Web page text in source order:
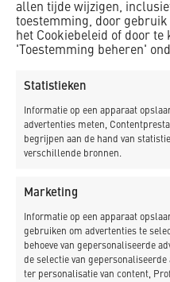
allen tijde wijzigen,
toestemming, door gebruik
het Cookiebeleid of door te
'Toestemming beheren'
Statistieken
Informatie op een apparaat
advertenties meten,
begrijpen aan de hand van
verschillende bronnen.
Marketing
Informatie op een apparaat
gebruiken om advertenties te
behoeve van gepersonaliseerde
de selectie van
ter personalisatie van content,
kleinbouwbedrijf Dekker
K_Dekker kleinbouw.
klant, persoonlijke
jaar en zullen we